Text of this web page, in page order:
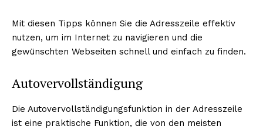
Mit diesen Tipps können Sie die Adresszeile effektiv
nutzen, um im Internet zu navigieren und die
gewünschten Webseiten schnell und einfach zu finden.
Autovervollständigung
Die Autovervollständigungsfunktion in der Adresszeile
ist eine praktische Funktion, die von den meisten